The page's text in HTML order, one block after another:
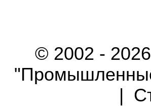
© 2002 -
|